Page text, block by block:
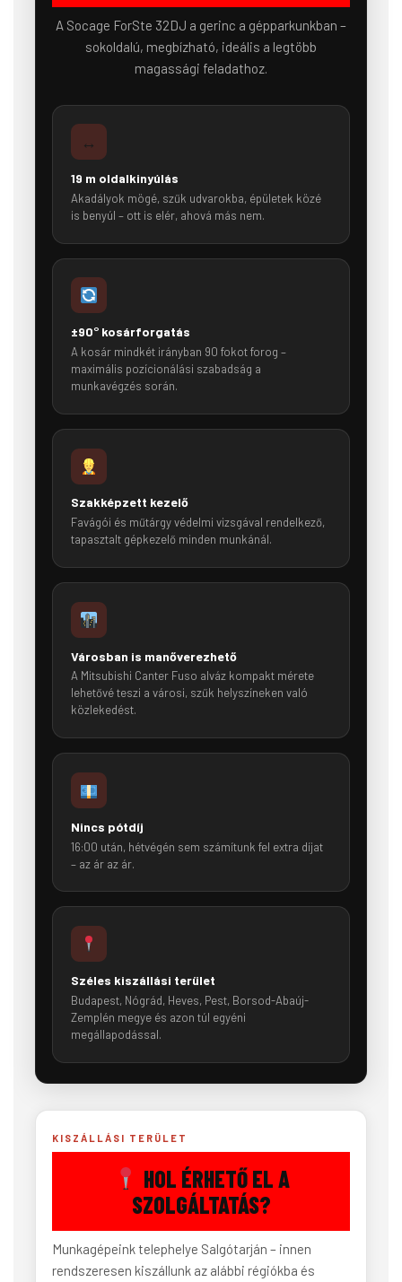
A Socage ForSte 32DJ a gerinc a gépparkunkban –
sokoldalú, megbízható, ideális a legtöbb
magassági feladathoz.
↔️
19 m oldalkinyúlás
Akadályok mögé, szűk udvarokba, épületek közé
is benyúl – ott is elér, ahová más nem.
±90° kosárforgatás
A kosár mindkét irányban 90 fokot forog –
maximális pozícionálási szabadság a
munkavégzés során.
Szakképzett kezelő
Favágói és műtárgy védelmi vizsgával rendelkező,
tapasztalt gépkezelő minden munkánál.
Városban is manőverezhető
A Mitsubishi Canter Fuso alváz kompakt mérete
lehetővé teszi a városi, szűk helyszíneken való
közlekedést.
Nincs pótdíj
16:00 után, hétvégén sem számítunk fel extra díjat
– az ár az ár.
Széles kiszállási terület
Budapest, Nógrád, Heves, Pest, Borsod-Abaúj-
Zemplén megye és azon túl egyéni
megállapodással.
KISZÁLLÁSI TERÜLET
HOL ÉRHETŐ EL A
SZOLGÁLTATÁS?
Munkagépeink telephelye Salgótarján – innen
rendszeresen kiszállunk az alábbi régiókba és